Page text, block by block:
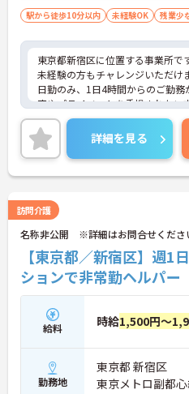
駅から徒歩10分以内 未経験OK 残業少
東京都新宿区に位置する事業所です
未経験の方もチャレンジいただけま
日勤のみ、1日4時間からのご勤務
庭やプライベートを重視されたい
す。
事業所は最寄駅から徒歩3分の好
大変便利です。
ご興味のある方には、面接対策ポ
に詳細をお話しいたしますのでお
詳細を見る
訪問介護
名称非公開 ※詳細はお問合せくださ
【東京都／新宿区】週
ションで非常勤ヘルパー
給料 時給1,500円～
勤務地
東京都 新宿区
東京メトロ副都